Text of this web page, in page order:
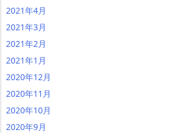
2021年4月
2021年3月
2021年2月
2021年1月
2020年12月
2020年11月
2020年10月
2020年9月